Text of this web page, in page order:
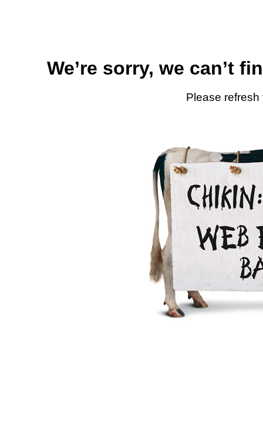
We’re sorry, we can’t
Please refresh